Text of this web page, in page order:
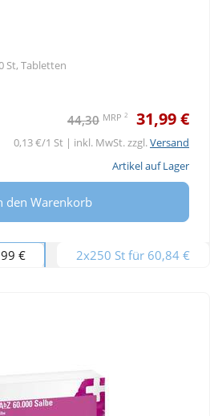
St, Tabletten
44,30 MRP 2 31,99 €
0,13 €/1 St | inkl. MwSt. zzgl.Versand
Artikel auf Lager
den Warenkorb
€ 2x250 St für 60,84 €